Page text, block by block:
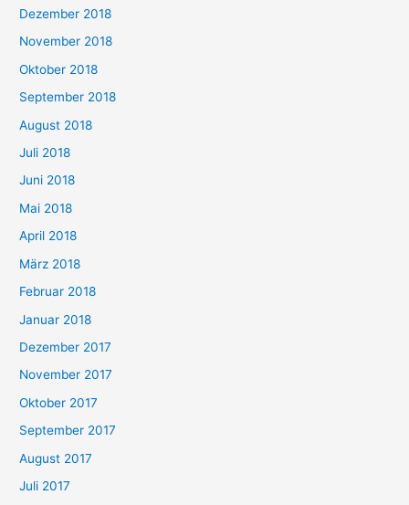
Dezember 2018
November 2018
Oktober 2018
September 2018
August 2018
Juli 2018
Juni 2018
Mai 2018
April 2018
März 2018
Februar 2018
Januar 2018
Dezember 2017
November 2017
Oktober 2017
September 2017
August 2017
Juli 2017